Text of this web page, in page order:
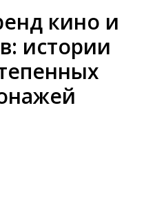
кино и
истории